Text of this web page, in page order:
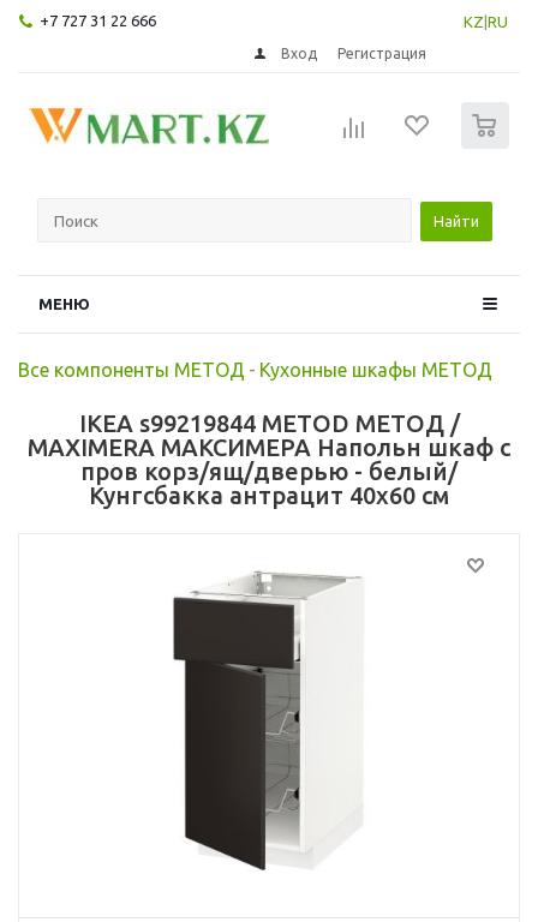
+7 727 31 22 666 KZ RU
Вход Регистрация
Найти
МЕНЮ
Все компоненты МЕТОД - Кухонные шкафы МЕТОД
IKEA s99219844 METOD МЕТОД /
MAXIMERA МАКСИМЕРА Напольн шкаф с
пров корз/ящ/дверью - белый/
Кунгсбакка антрацит 40x60 см